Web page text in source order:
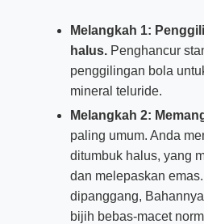
Melangkah 1:
halus.Penghancur
penggilingan bola
mineral teluride.
Melangkah 2:
paling umum. Anda
ditumbuk halus, yang
dan melepaskan
dipanggang,
bijih bebas-macet